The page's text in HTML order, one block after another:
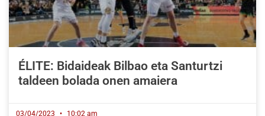
ÉLITE: Bidaideak Bilbao eta Santurtzi
taldeen bolada onen amaiera
03/04/2023 10:02 am